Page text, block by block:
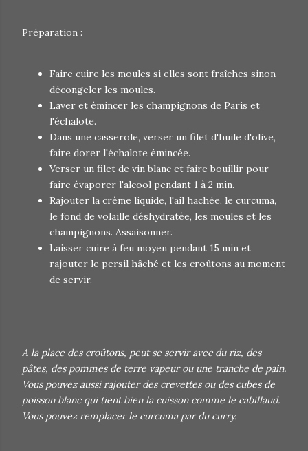
Préparation :
Faire cuire les moules si elles sont fraîches sinon
décongeler les moules.
Laver et émincer les champignons de Paris et
l'échalote.
Dans une casserole, verser un filet d'huile d'olive,
faire dorer l'échalote émincée.
Verser un filet de vin blanc et faire bouillir pour
faire évaporer l'alcool pendant 1 à 2 min.
Rajouter la crème liquide, l'ail hachée, le curcuma,
le fond de volaille déshydratée, les moules et les
champignons. Assaisonner.
Laisser cuire à feu moyen pendant 15 min et
rajouter le persil hâché et les croûtons au moment
de servir.
A la place des croûtons, peut se servir avec du riz, des
pâtes, des pommes de terre vapeur ou une tranche de pain.
Vous pouvez aussi rajouter des crevettes ou des cubes de
poisson blanc qui tient bien la cuisson comme le cabillaud.
Vous pouvez remplacer le curcuma par du curry.